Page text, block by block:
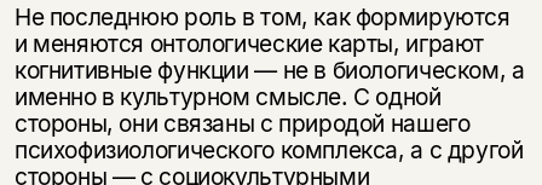
Не последнюю роль в том, как формируются
и меняются онтологические карты, играют
когнитивные функции — не в биологическом, а
именно в культурном смысле. С одной
стороны, они связаны с природой нашего
психофизиологического комплекса, а с другой
стороны — с социокультурными